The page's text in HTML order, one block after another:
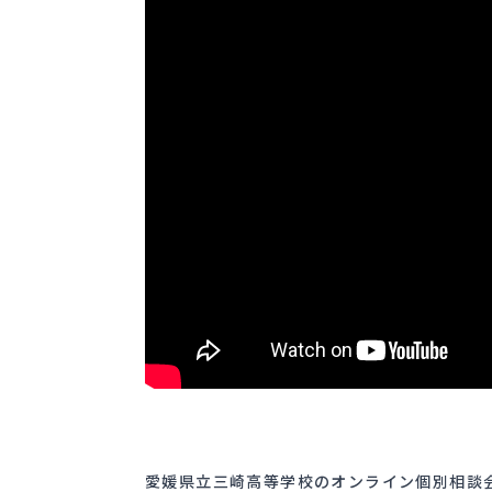
愛媛県立三崎高等学校のオンライン個別相談